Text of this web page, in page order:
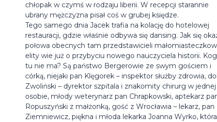
chłopak w czymś w rodzaju liberii. W recepcji starannie
ubrany mężczyzna pisał coś w grubej księdze.
Tego samego dnia Jacek trafia na kolację do hotelowej
restauracji, gdzie właśnie odbywa się dansing. Jak się
połowa obecnych tam przedstawicieli
elity wie już o przybyciu nowego nauczyciela historii.
tu nie ma? Są państwo Bergerowie ze swym gościem i
córką, niejaki pan Klęgorek – inspektor służby zdrowia,
Zwoliński – dyrektor szpitala i znakomity chirurg w jednej
osobie, młody weterynarz pan Chrapkowski, aptekarz
Ropuszyński z małżonką, gość z Wrocławia – lekarz, pan
Ziemniewicz, piękna i młoda lekarka Joanna Wyrko,